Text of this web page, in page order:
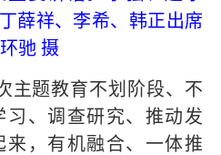
薛祥、李希、韩正出席
驰 摄
主题教育不划阶段、不
习、调查研究、推动发
来，有机融合、一体推